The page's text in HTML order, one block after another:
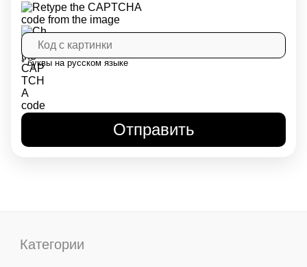
* буквы на русском языке
Категории